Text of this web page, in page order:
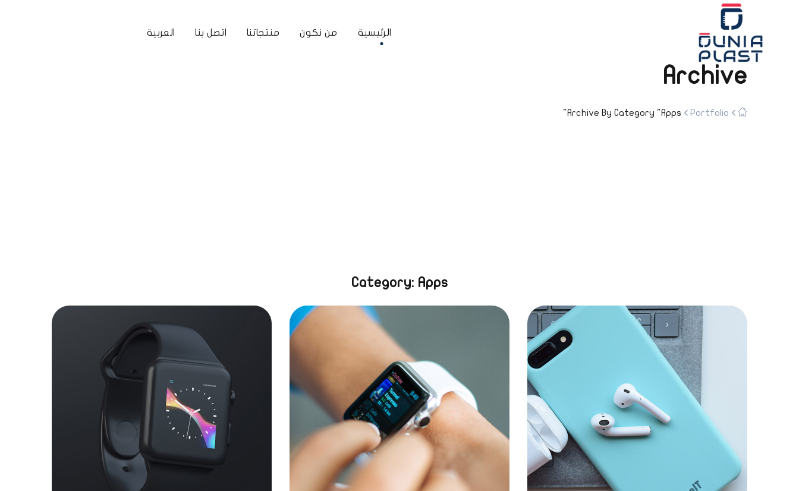
الرئيسية من نكون منتجاتنا اتصل بنا العربية
Archive
Portfolio
Archive By Category "apps"
Category: Apps
Watch apps
APPS
|
LANDINGS
Platform Integration
APPS
|
LANDINGS
Growth Strategies
APPS
|
BRANDING